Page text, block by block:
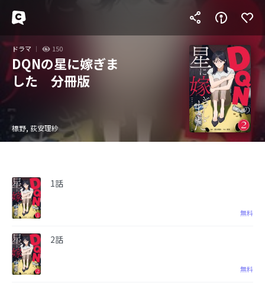
ドラマ 150
DQNの星に嫁ぎま
した 分冊版
標野, 荻安理紗
1話
無料
2話
無料